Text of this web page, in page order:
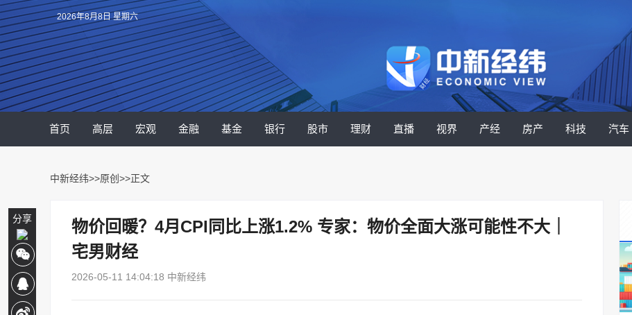
分享
2026年8月8日 星期六
首页 高层 宏观 金融 基金 银行 股市 理财 直播 视界 产经 房产 科技 汽车
中新经纬>>原创 >>正文
物价回暖？4月CPI同比上涨1.2% 专家：物价全面大涨可能性不大｜
宅男财经
2026-05-11 14:04:18 中新经纬